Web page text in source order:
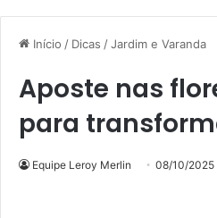
Início / Dicas /Jardim e Varanda
Aposte nas
para
Equipe Leroy Merlin 08/10/2025